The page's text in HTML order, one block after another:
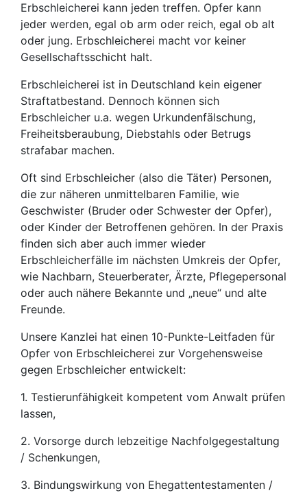
Erbschleicherei kann jeden treffen. Opfer kann
jeder werden, egal ob arm oder reich, egal ob alt
oder jung. Erbschleicherei macht vor keiner
Gesellschaftsschicht halt.
Erbschleicherei ist in Deutschland kein eigener
Straftatbestand. Dennoch können sich
Erbschleicher u.a. wegen Urkundenfälschung,
Freiheitsberaubung, Diebstahls oder Betrugs
strafabar machen.
Oft sind Erbschleicher (also die Täter) Personen,
die zur näheren unmittelbaren Familie, wie
Geschwister (Bruder oder Schwester der Opfer),
oder Kinder der Betroffenen gehören. In der Praxis
finden sich aber auch immer wieder
Erbschleicherfälle im nächsten Umkreis der Opfer,
wie Nachbarn, Steuerberater, Ärzte, Pflegepersonal
oder auch nähere Bekannte und „neue“ und alte
Freunde.
Unsere Kanzlei hat einen 10-Punkte-Leitfaden für
Opfer von Erbschleicherei zur Vorgehensweise
gegen Erbschleicher entwickelt:
1. Testierunfähigkeit kompetent vom Anwalt prüfen
lassen,
2. Vorsorge durch lebzeitige Nachfolgegestaltung
/ Schenkungen,
3. Bindungswirkung von Ehegattentestamenten /